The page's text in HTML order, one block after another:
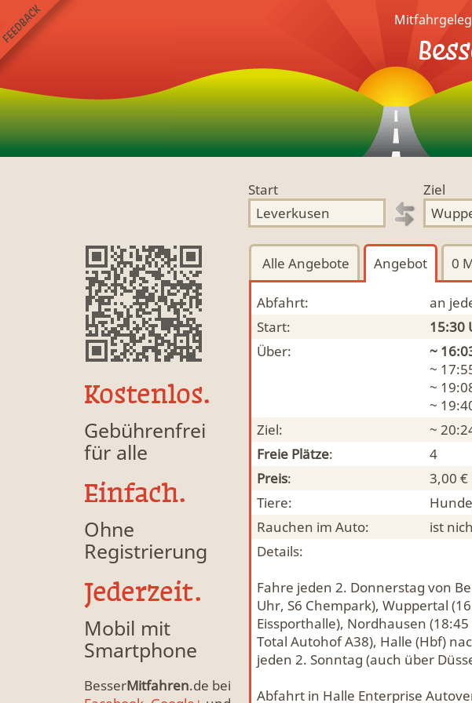
Start
Ziel
Kostenlos.
Gebührenfrei
für alle
Einfach.
Ohne
Registrierung
Jederzeit.
Mobil mit
Smartphone
BesserMitfahren.de bei
Alle Angebote Angebot 0
Abfahrt:
an
Start:
15:30
Über:
~
~
~
~
Ziel:
~
Freie Plätze:
4
Preis:
3,00 €
Tiere:
Rauchen im Auto:
ist
Details:
Fahre jeden 2. Donnerstag von
Uhr, S6 Chempark), Wuppertal
Eissporthalle), Nordhausen
Total Autohof A38), Halle (Hbf)
jeden 2. Sonntag (auch über
Abfahrt in Halle Enterprise